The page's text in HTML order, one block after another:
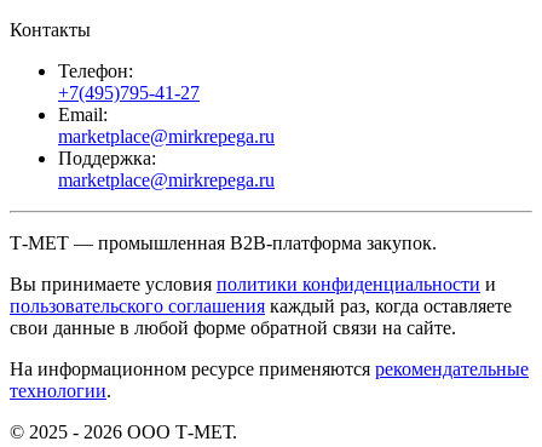
Контакты
Телефон:
+7(495)795-41-27
Email:
marketplace@mirkrepega.ru
Поддержка:
marketplace@mirkrepega.ru
Т-МЕТ — промышленная B2B-платформа закупок.
Вы принимаете условия политики конфиденциальности и
пользовательского соглашения каждый раз, когда оставляете
свои данные в любой форме обратной связи на сайте.
На информационном ресурсе применяются рекомендательные
технологии.
© 2025 - 2026 ООО Т-МЕТ.